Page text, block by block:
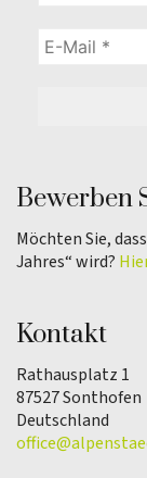
Bewerben
Möchten Sie,
Jahres“ wird?
Kontakt
Rathausplatz 1
87527 Sonthofen
Deutschland